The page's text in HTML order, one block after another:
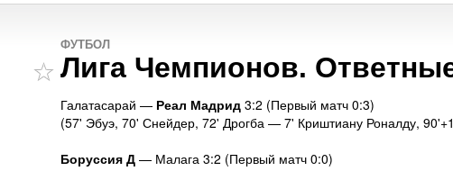
ФУТБОЛ
Лига Чемпионов.
Галатасарай — Реал Мадрид 3:2 (Первый матч 0:3)
(57' Эбуэ, 70' Снейдер, 72' Дрогба — 7' Криштиану Роналду,
Боруссия Д — Малага 3:2 (Первый матч 0:0)